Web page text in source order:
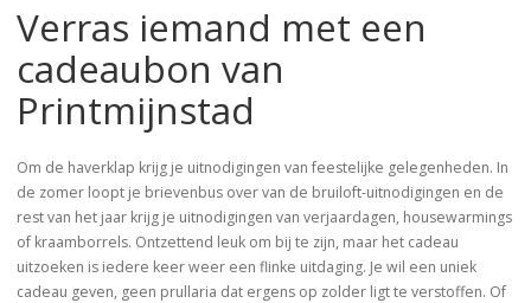
Verras iemand met een
cadeaubon van
Printmijnstad
Om de haverklap krijg je uitnodigingen van feestelijke gelegenheden. In
de zomer loopt je brievenbus over van de bruiloft-uitnodigingen en de
rest van het jaar krijg je uitnodigingen van verjaardagen, housewarmings
of kraamborrels. Ontzettend leuk om bij te zijn, maar het cadeau
uitzoeken is iedere keer weer een flinke uitdaging. Je wil een uniek
cadeau geven, geen prullaria dat ergens op zolder ligt te verstoffen. Of